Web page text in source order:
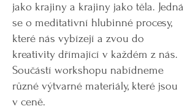
jako krajiny a krajiny jako těla. Jedná
se o meditativní hlubinné procesy,
které nás vybízejí a zvou do
kreativity dřímající v každém z nás.
Součástí workshopu nabídneme
různé výtvarné materiály, které jsou
v ceně.